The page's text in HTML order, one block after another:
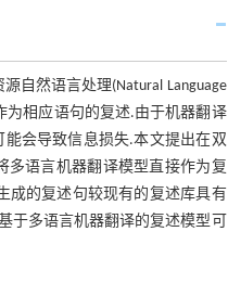
自然语言处理(Natural Language
为相应语句的复述.由于机器翻译
会导致信息损失.本文提出在双
多语言机器翻译模型直接作为复
成的复述句较现有的复述库具有
于多语言机器翻译的复述模型可